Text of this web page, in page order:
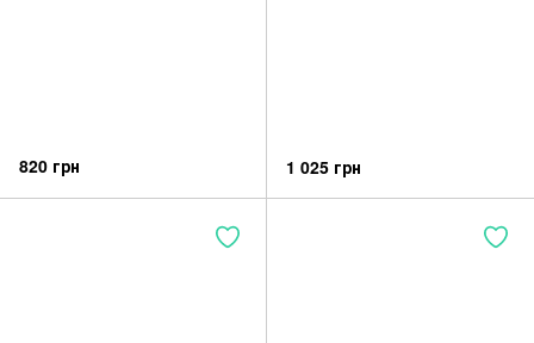
820 грн 1 025 грн